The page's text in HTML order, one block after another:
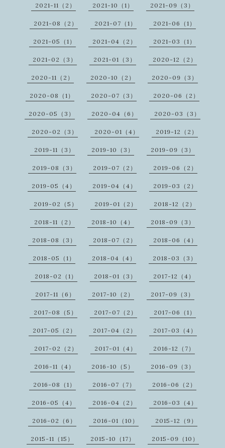
2021-11（2） 2021-10（1） 2021-09（3）
2021-08（2） 2021-07（1） 2021-06（1）
2021-05（1） 2021-04（2） 2021-03（1）
2021-02（3） 2021-01（3） 2020-12（2）
2020-11（2） 2020-10（2） 2020-09（3）
2020-08（1） 2020-07（3） 2020-06（2）
2020-05（3） 2020-04（6） 2020-03（3）
2020-02（3） 2020-01（4） 2019-12（2）
2019-11（3） 2019-10（3） 2019-09（3）
2019-08（3） 2019-07（2） 2019-06（2）
2019-05（4） 2019-04（4） 2019-03（2）
2019-02（5） 2019-01（2） 2018-12（2）
2018-11（2） 2018-10（4） 2018-09（3）
2018-08（3） 2018-07（2） 2018-06（4）
2018-05（1） 2018-04（4） 2018-03（3）
2018-02（1） 2018-01（3） 2017-12（4）
2017-11（6） 2017-10（2） 2017-09（3）
2017-08（5） 2017-07（2） 2017-06（1）
2017-05（2） 2017-04（2） 2017-03（4）
2017-02（2） 2017-01（4） 2016-12（7）
2016-11（4） 2016-10（5） 2016-09（3）
2016-08（1） 2016-07（7） 2016-06（2）
2016-05（4） 2016-04（2） 2016-03（4）
2016-02（6） 2016-01（10） 2015-12（9）
2015-11（15） 2015-10（17） 2015-09（10）